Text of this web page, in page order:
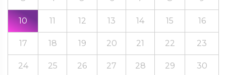
10 11 12 13 14 15 16
17 18 19 20 21 22 23
24 25 26 27 28 29 30